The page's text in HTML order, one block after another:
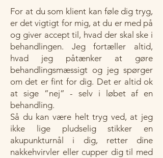
For at du som klient kan føle dig tryg,
er det vigtigt for mig, at du er med på
og giver accept til, hvad der skal ske i
behandlingen. Jeg fortæller altid,
hvad jeg påtænker at gøre
behandlingsmæssigt og jeg spørger
om det er fint for dig. Det er altid ok
at sige ”nej” - selv i løbet af en
behandling.
Så du kan være helt tryg ved, at jeg
ikke lige pludselig stikker en
akupunkturnål i dig, retter dine
nakkehvirvler eller cupper dig til med